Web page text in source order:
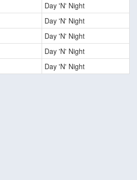
Day 'N' Night
Day 'N' Night
Day 'N' Night
Day 'N' Night
Day 'N' Night